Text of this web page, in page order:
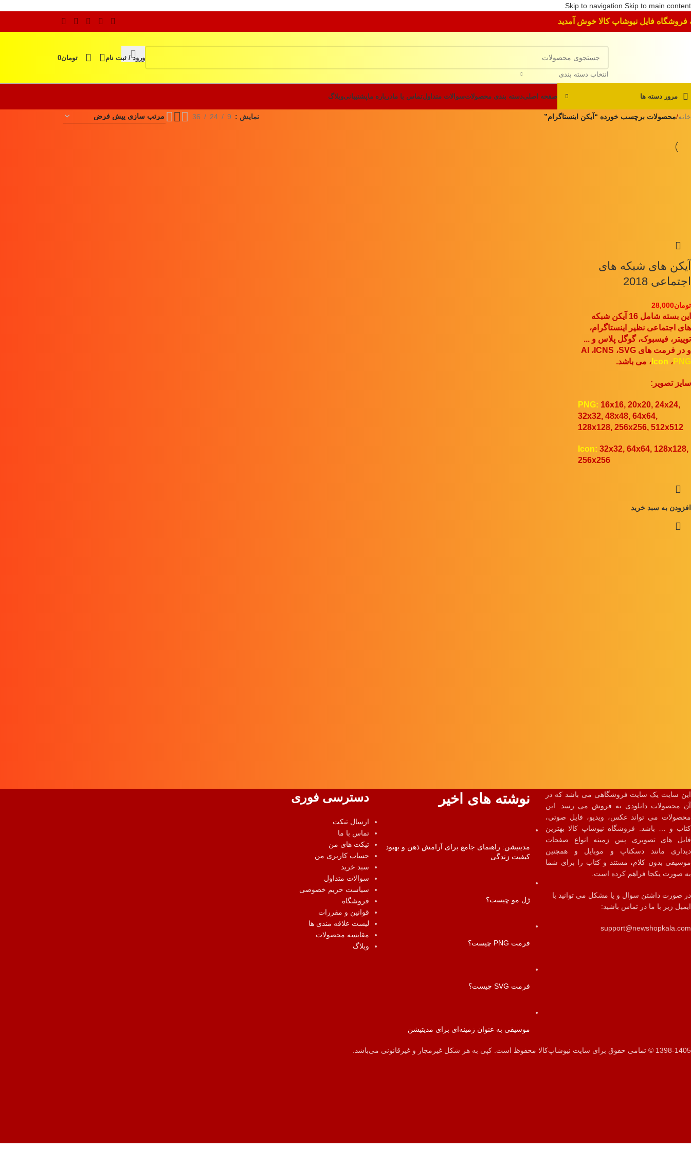
Skip to navigation Skip to main content
فروشگاه فایل نیوشاپ کالا خوش آمدید
انتخاب دسته بندی
ورود / ثبت نام تومان0
مرور دسته ها صفحه اصلیدسته بندی محصولاتسوالات متداولتماس با مادرباره ماپشتیبانیوبلاگ
خانه/محصولات برچسب خورده “آیکن اینستاگرام” نمایش 9
24
36
آیکن های شبکه های
اجتماعی 2018
تومان28,000
این بسته شامل 16 آیکن شبکه
های اجتماعی نظیر اینستاگرام،
توییتر، فیسبوک، گوگل پلاس و ...
و در فرمت های AI ،ICNS ،SVG
، Icon ،PNG می باشد.
سایز تصویر:
PNG: 16x16, 20x20, 24x24,
32x32, 48x48, 64x64,
128x128, 256x256, 512x512
Icon: 32x32, 64x64, 128x128,
256x256
افزودن به سبد خرید
این سایت یک سایت فروشگاهی می باشد که در
آن محصولات دانلودی به فروش می رسد. این
محصولات می تواند عکس، ویدیو، فایل صوتی،
کتاب و … باشد. فروشگاه نیوشاپ کالا بهترین
فایل های تصویری پس زمینه انواع صفحات
دیداری مانند دسکتاپ و موبایل و همچنین
موسیقی بدون کلام، مستند و کتاب را برای شما
به صورت یکجا فراهم کرده است.
در صورت داشتن سوال و یا مشکل می توانید با
ایمیل زیر با ما در تماس باشید:
support@newshopkala.com
نوشته های اخیر
مدیتیشن: راهنمای جامع برای آرامش ذهن و بهبود
کیفیت زندگی
ژل مو چیست؟
فرمت PNG چیست؟
فرمت SVG چیست؟
موسیقی به عنوان زمینه‌ای برای مدیتیشن
دسترسی فوری
ارسال تیکت
تماس با ما
تیکت های من
حساب کاربری من
سبد خرید
سوالات متداول
سیاست حریم خصوصی
فروشگاه
قوانین و مقررات
لیست علاقه مندی ها
مقایسه محصولات
وبلاگ
1398-1405 © تمامی حقوق برای سایت نیوشاپ‌کالا محفوظ است. کپی به هر شکل غیرمجاز و غیرقانونی می‌باشد.